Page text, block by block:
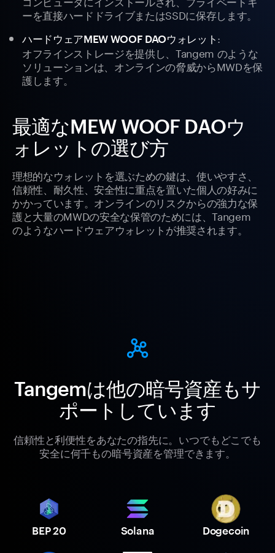
ーを直接ハードドライブまたはSSDに保存します。
ハードウェアMEW WOOF DAOウォレット :
オフラインストレージを提供し、Tangem のような
ソリューションは、オンラインの脅威からMWDを保
護します。
最適なMEW WOOF DAOウ
ォレットの選び方
理想的なウォレットを選ぶための鍵は、使いやすさ、
信頼性、耐久性、安全性に重点を置いた個人の好みに
かかっています。オンラインのリスクからの強力な保
護と大量のMWDの安全な保管のためには、Tangem
のようなハードウェアウォレットが推奨されます。
Tangemは他の暗号資産もサ
ポートしています
信頼性と利便性をあなたの指先に。いつでもどこでも
安全に何千もの暗号資産を管理できます。
BEP 20 Solana Dogecoin